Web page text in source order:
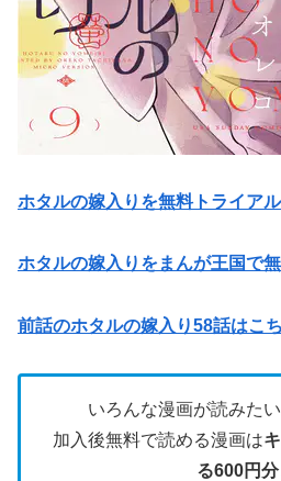
ホタルの嫁入りを無料トライア
ホタルの嫁入りをまんが王国で
前話のホタルの嫁入り58話はこ
いろんな漫画が読みた
加入後無料で読める漫画は
る600円分